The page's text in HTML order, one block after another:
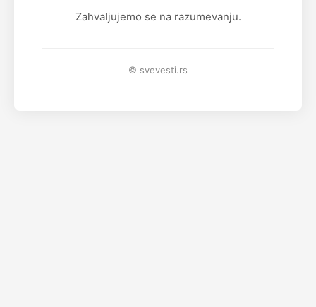
Zahvaljujemo se na razumevanju.
© svevesti.rs